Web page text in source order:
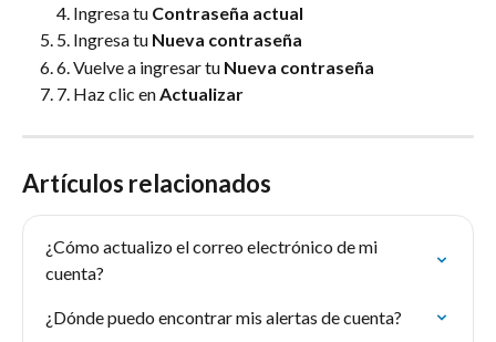
4. Ingresa tu Contraseña actual
5. Ingresa tu Nueva contraseña
6. Vuelve a ingresar tu Nueva contraseña
7. Haz clic en Actualizar
Artículos relacionados
¿Cómo actualizo el correo electrónico de mi
cuenta?
¿Dónde puedo encontrar mis alertas de cuenta?